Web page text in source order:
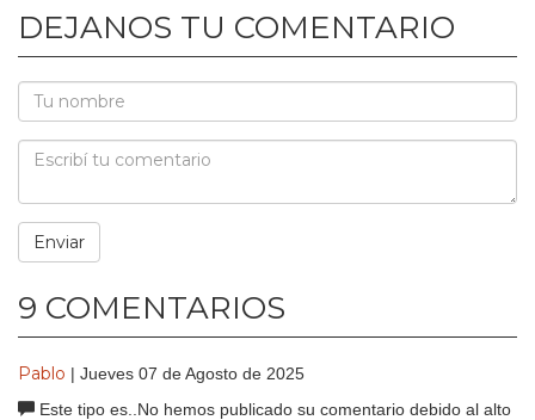
DEJANOS TU COMENTARIO
9 COMENTARIOS
Pablo | Jueves 07 de Agosto de 2025
Este tipo es..No hemos publicado su comentario debido al alto